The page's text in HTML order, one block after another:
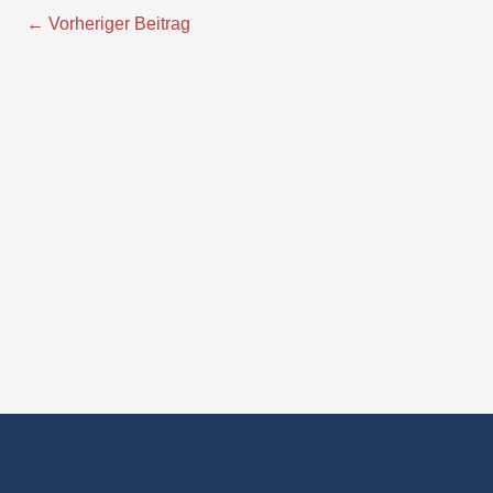
← Vorheriger Beitrag